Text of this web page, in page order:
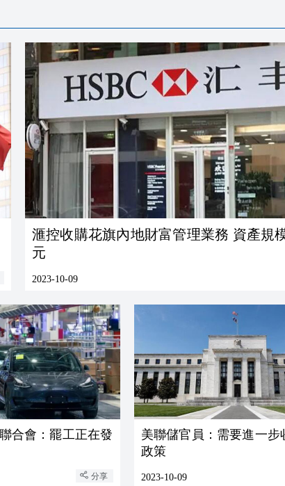
滙控收購花旗內地財富管理業務 資產規
元
2023-10-09
合會：罷工正在發
分享
美聯儲官員：需要進一步
政策
2023-10-09